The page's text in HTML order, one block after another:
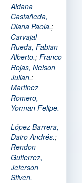
Aldana
Castañeda,
Diana Paola.;
Carvajal
Rueda, Fabian
Alberto.; Franco
Rojas, Nelson
Julian.;
Martinez
Romero,
Yorman Felipe.
López Barrera,
Dairo Andrés.;
Rendon
Gutierrez,
Jeferson
Stiven.